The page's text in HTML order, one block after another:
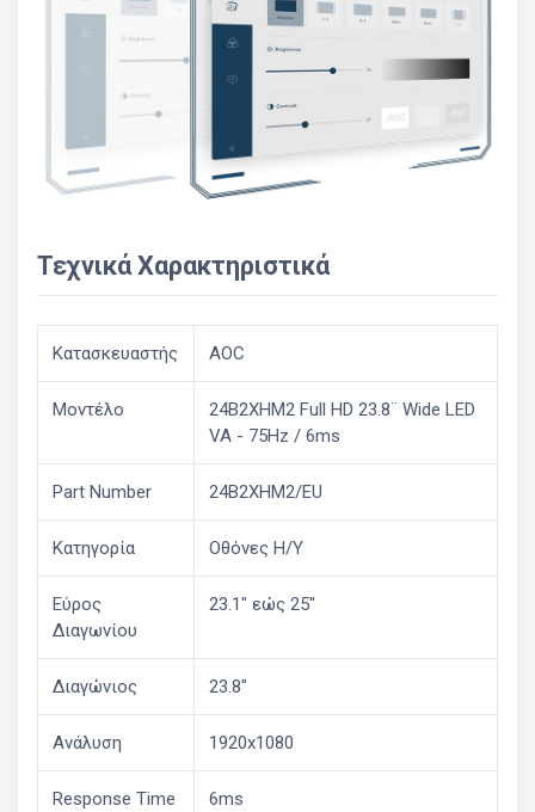
Τεχνικά Χαρακτηριστικά
Κατασκευαστής AOC
Μοντέλο
24B2XHM2 Full HD 23.8¨ Wide LED
VA - 75Hz / 6ms
Part Number 24B2XHM2/EU
Κατηγορία Οθόνες Η/Υ
Εύρος
Διαγωνίου
23.1" εώς 25"
Διαγώνιος 23.8"
Ανάλυση 1920x1080
Response Time 6ms